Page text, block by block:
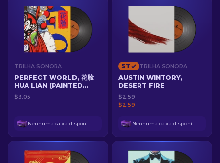
TRILHA SONORA
PERFECT WORLD, 花脸
HUA LIAN (PAINTED
FACE)
$3.05
Nenhuma caixa disponível
ST TRILHA SONORA
AUSTIN WINTORY,
DESERT FIRE
$2.59
$2.59
Nenhuma caixa disponível